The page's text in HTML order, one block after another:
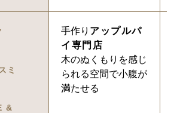
ミ
&
手作り アップルパ
イ専門店
木のぬくもりを感じ
られる空間で小腹が
満たせる